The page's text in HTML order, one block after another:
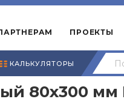
ПРОЕКТЫ
КАЛЬКУЛЯТОРЫ
80х300 мм